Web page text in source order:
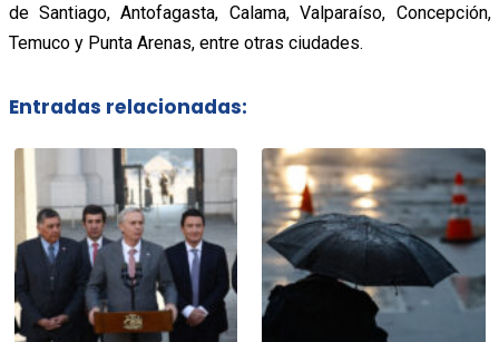
de Santiago, Antofagasta, Calama, Valparaíso, Concepción,
Temuco y Punta Arenas, entre otras ciudades.
Entradas relacionadas: